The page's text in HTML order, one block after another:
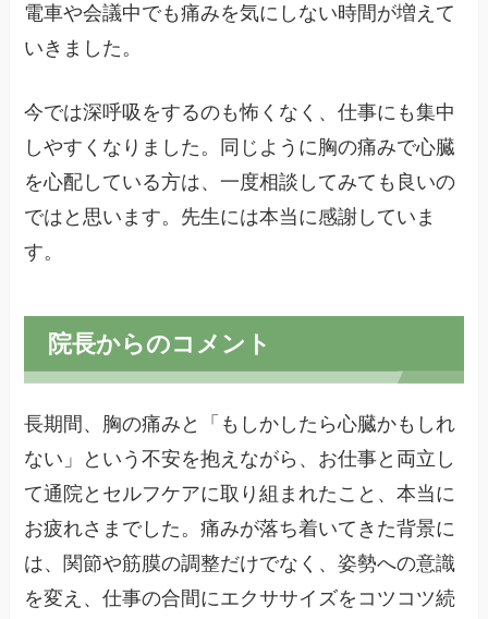
電車や会議中でも痛みを気にしない時間が増えて
いきました。
今では深呼吸をするのも怖くなく、仕事にも集中
しやすくなりました。同じように胸の痛みで心臓
を心配している方は、一度相談してみても良いの
ではと思います。先生には本当に感謝していま
す。
院長からのコメント
長期間、胸の痛みと「もしかしたら心臓かもしれ
ない」という不安を抱えながら、お仕事と両立し
て通院とセルフケアに取り組まれたこと、本当に
お疲れさまでした。痛みが落ち着いてきた背景に
は、関節や筋膜の調整だけでなく、姿勢への意識
を変え、仕事の合間にエクササイズをコツコツ続